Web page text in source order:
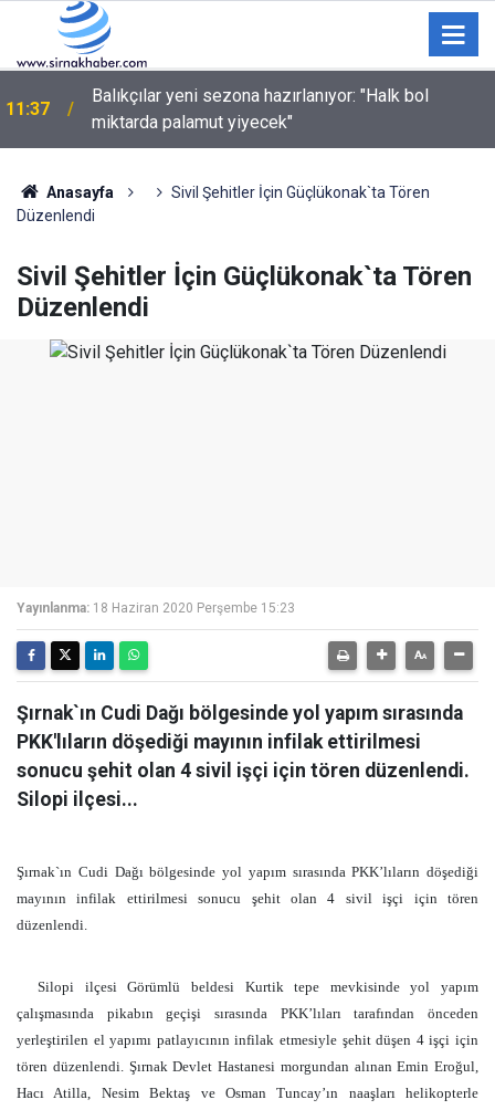
11:01 Üzüm üreticilerine kritik hasat uyarısı!
Anasayfa
Sivil Şehitler İçin Güçlükonak`ta Tören
Düzenlendi
Sivil Şehitler İçin Güçlükonak`ta Tören
Düzenlendi
Yayınlanma: 18 Haziran 2020 Perşembe 15:23
Şırnak`ın Cudi Dağı bölgesinde yol yapım sırasında
PKK'lıların döşediği mayının infilak ettirilmesi
sonucu şehit olan 4 sivil işçi için tören düzenlendi.
Silopi ilçesi...
Şırnak`ın Cudi Dağı bölgesinde yol yapım sırasında PKK’lıların döşediği
mayının infilak ettirilmesi sonucu şehit olan 4 sivil işçi için tören
düzenlendi.
Silopi ilçesi Görümlü beldesi Kurtik tepe mevkisinde yol yapım
çalışmasında pikabın geçişi sırasında PKK’lıları tarafından önceden
yerleştirilen el yapımı patlayıcının infilak etmesiyle şehit düşen 4 işçi için
tören düzenlendi. Şırnak Devlet Hastanesi morgundan alınan Emin Eroğul,
Hacı Atilla, Nesim Bektaş ve Osman Tuncay’ın naaşları helikopterle